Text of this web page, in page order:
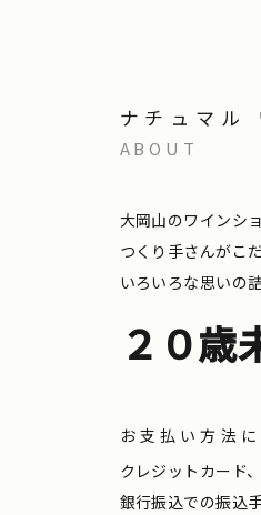
ナチュマル
ABOUT
大岡山のワインシ
つくり手さんがこ
いろいろな思いの
２０歳
お支払い方法
クレジットカード
銀行振込での振込